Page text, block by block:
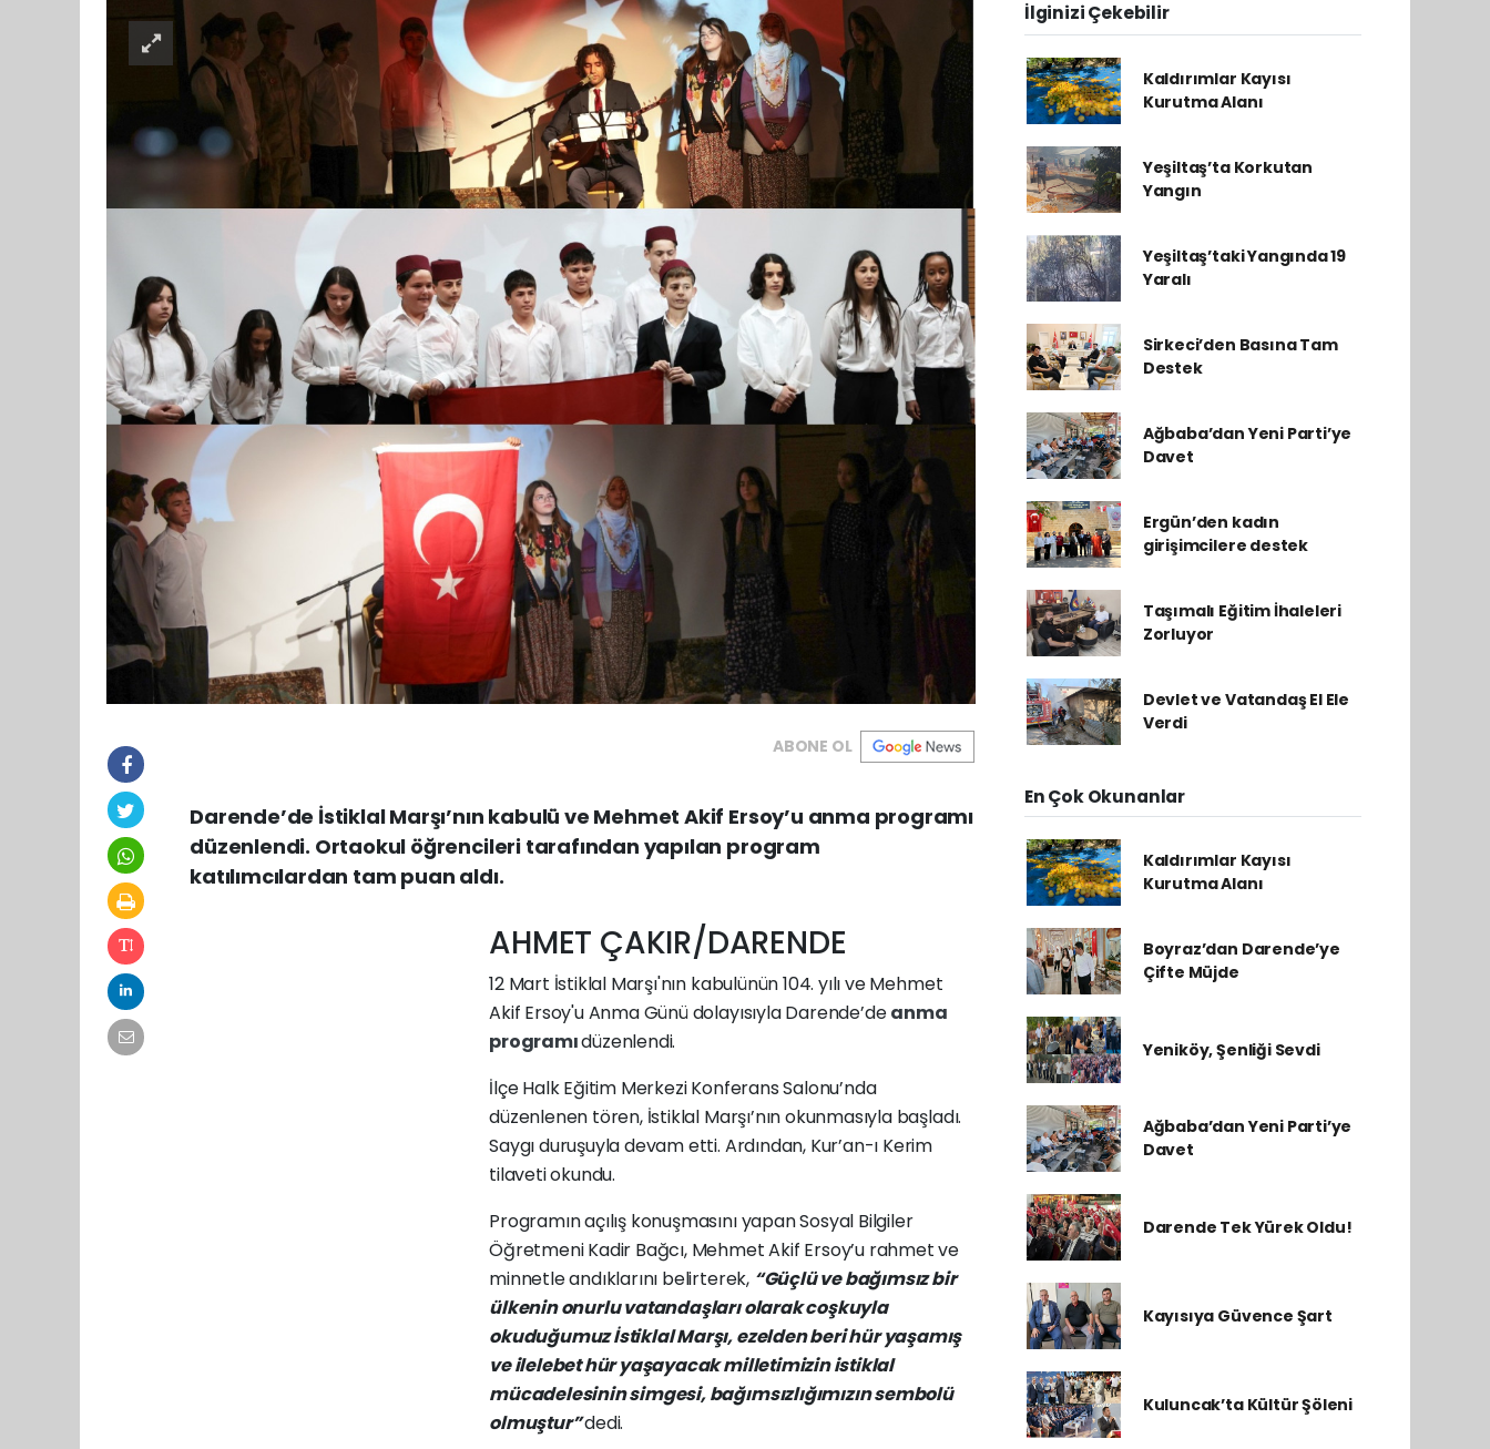
ABONE OL
Darende’de İstiklal Marşı’nın kabulü ve Mehmet Akif Ersoy’u anma programı
düzenlendi. Ortaokul öğrencileri tarafından yapılan program
katılımcılardan tam puan aldı.
AHMET ÇAKIR/DARENDE
12 Mart İstiklal Marşı'nın kabulünün 104. yılı ve Mehmet
Akif Ersoy'u Anma Günü dolayısıyla Darende’deanma
programıdüzenlendi.
İlçe Halk Eğitim Merkezi Konferans Salonu’nda
düzenlenen tören, İstiklal Marşı’nın okunmasıyla başladı.
Saygı duruşuyla devam etti. Ardından, Kur’an-ı Kerim
tilaveti okundu.
Programın açılış konuşmasını yapan Sosyal Bilgiler
Öğretmeni Kadir Bağcı, Mehmet Akif Ersoy’u rahmet ve
minnetle andıklarını belirterek, “Güçlü ve bağımsız bir
ülkenin onurlu vatandaşları olarak coşkuyla
okuduğumuz İstiklal Marşı, ezelden beri hür yaşamış
ve ilelebet hür yaşayacak milletimizin istiklal
mücadelesinin simgesi, bağımsızlığımızın sembolü
olmuştur”dedi.
İlginizi Çekebilir
Kaldırımlar Kayısı
Kurutma Alanı
Yeşiltaş’ta Korkutan
Yangın
Yeşiltaş’taki Yangında 19
Yaralı
Sirkeci’den Basına Tam
Destek
Ağbaba’dan Yeni Parti’ye
Davet
Ergün’den kadın
girişimcilere destek
Taşımalı Eğitim İhaleleri
Zorluyor
Devlet ve Vatandaş El Ele
Verdi
En Çok Okunanlar
Kaldırımlar Kayısı
Kurutma Alanı
Boyraz’dan Darende’ye
Çifte Müjde
Yeniköy, Şenliği Sevdi
Ağbaba’dan Yeni Parti’ye
Davet
Darende Tek Yürek Oldu!
Kayısıya Güvence Şart
Kuluncak’ta Kültür Şöleni